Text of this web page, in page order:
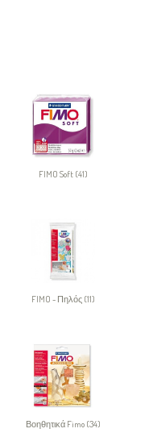
FIMO Soft (41)
FIMO - Πηλός (11)
Βοηθητικά Fimo (34)